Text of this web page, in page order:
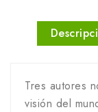
Tres autores
visión del